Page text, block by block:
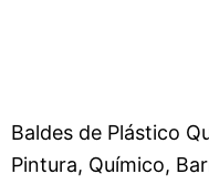
Baldes de Plástico
Pintura, Químico,